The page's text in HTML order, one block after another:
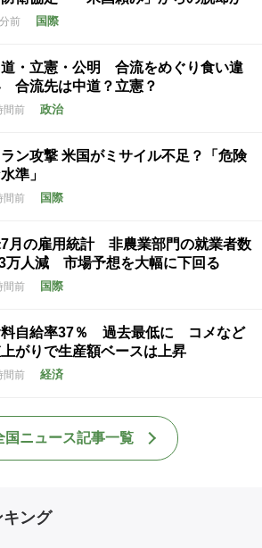
前 国際
・立憲・公明 合流をめぐり食い違
合流先は中道？立憲？
間前 政治
ン攻撃 米国がミサイル不足？「危険
準」
間前 国際
月の雇用統計 非農業部門の就業者数
万人減 市場予想を大幅に下回る
間前 国際
自給率37％ 過去最低に コメなど
がりで生産額ベースは上昇
間前 経済
国ニュース記事一覧
ング